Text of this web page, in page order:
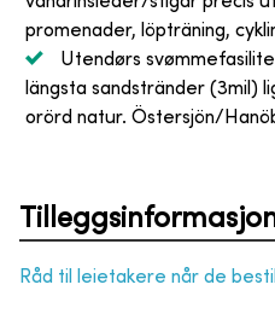
promenader, löpträning,
Utendørs
längsta sandstränder (3mil)
orörd natur. Östersjön/
Råd til leietakere når de